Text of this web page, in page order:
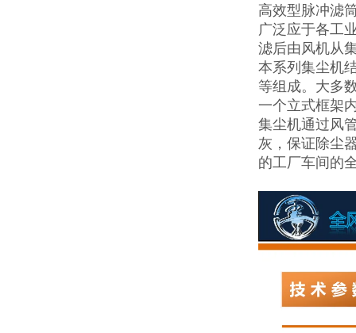
高效型脉冲滤
广泛应于各工
滤后由风机从
本系列集尘机
等组成。大多
一个立式框架
集尘机通过风
灰，保证除尘
的工厂车间的